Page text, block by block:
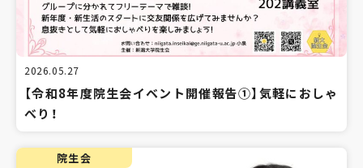
2026.05.27
【令和8年度院生会イベント開催報告①】気軽におしゃ
べり！
院生会